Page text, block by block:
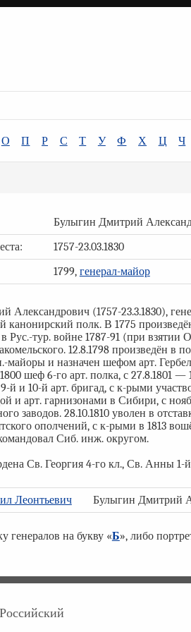
О П Р С Т У Ф Х Ц Ч
Булыгин Дмитрий
1757-23.03.1830
1799, генерал-майор
Александрович (1757-23.3.1830),
канонирский полк. В 1775
Рус.-тур. войне 1787-91 (при взятии
12.8.1798 произведён в
майоры и назначен шефом арт.
шеф 6-го арт. полка, с 27.8.1801 —
9-й и 10-й арт. бригад, с к-рыми
и арт. гарнизонами в Сибири, с
заводов. 28.10.1810 уволен в
ополчений, с к-рыми в 1813
Сиб. инж. округом.
Св. Георгия 4-го кл., Св. Анны 1-
Леонтьевич Булыгин Дмитрий
генералов на букву «Б», либо